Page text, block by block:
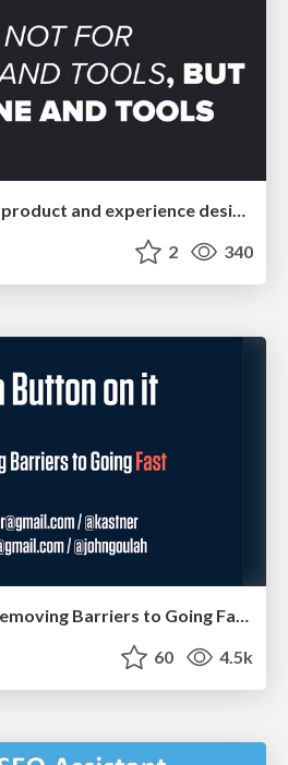
Ethics towards AI in product and experience design
2 340
Put a Button on it: Removing Barriers to Going Fast.
60 4.5k